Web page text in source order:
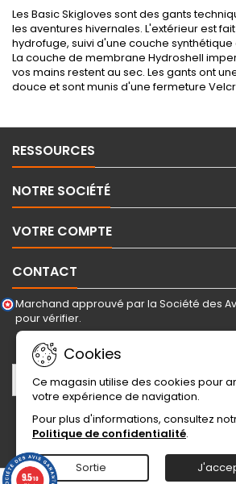
Les Basic Skigloves sont des gants
les aventures hivernales. L'extérieur est
hydrofuge, suivi d'une couche
La couche de membrane Hydroshell
vos mains restent au sec. Les gants ont
douce et sont munis d'une fermeture
RESSOURCES
NOTRE SOCIÉTÉ
VOTRE COMPTE
CONTACT
Cookies
Ce magasin utilise des cookies pour
votre expérience de navigation.
Pour plus d'informations, consultez
Politique de confidentialité.
Sortie
Marchand approuvé par la Société des
pour vérifier.
LETTRE
9.5/10